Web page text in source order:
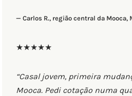
— Carlos R., região central da Mooca,
★★★★★
“Casal jovem, primeira
Mooca. Pedi cotação numa